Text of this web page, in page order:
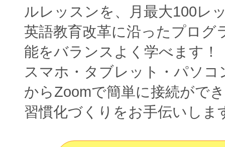
ルレッスンを、月最大100レ
英語教育改革に沿ったプログ
能をバランスよく学べます！
スマホ・タブレット・パソ
からZoomで簡単に接続がで
習慣化づくりをお手伝いしま